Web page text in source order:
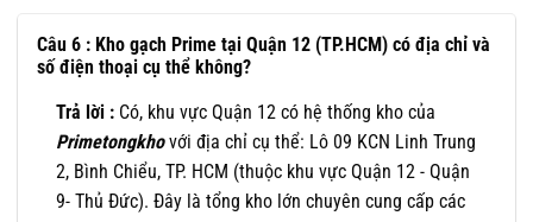
Câu 6 : Kho gạch Prime tại Quận 12 (TP.HCM) có địa chỉ và
số điện thoại cụ thể không?
Trả lời : Có, khu vực Quận 12 có hệ thống kho của
Primetongkhovới địa chỉ cụ thể: Lô 09 KCN Linh Trung
2, Bình Chiểu, TP. HCM (thuộc khu vực Quận 12 - Quận
9- Thủ Đức). Đây là tổng kho lớn chuyên cung cấp các